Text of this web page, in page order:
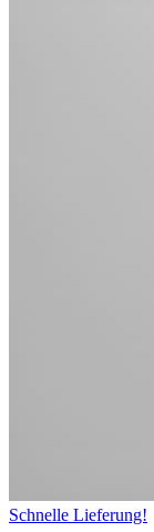
Schnelle Lieferung!